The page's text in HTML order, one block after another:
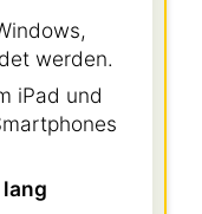
werden.
iPad und
lang